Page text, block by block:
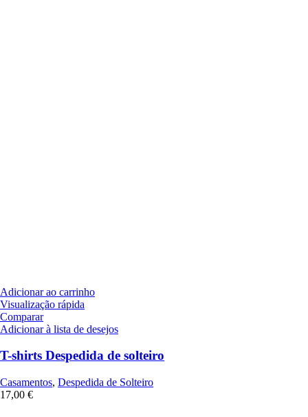
Adicionar ao carrinho
Visualização rápida
Comparar
Adicionar à lista de desejos
T-shirts Despedida de solteiro
Casamentos, Despedida de Solteiro
17,00 €